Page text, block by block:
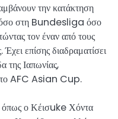
την κατάκτηση
στη Bundesliga όσο
τον έναν από τους
Έχει επίσης διαδραματίσει
της Ιαπωνίας,
στο AFC Asian Cup.
όπως ο Κέισuke Χόντα